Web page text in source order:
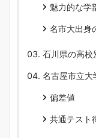
魅力的な学
名市大出身
石川県の高
名古屋市立大
偏差値
共通テスト